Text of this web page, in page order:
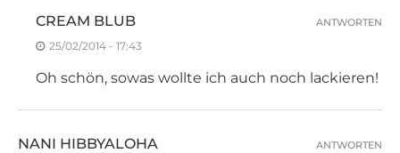
CREAM BLUB
25/02/2014 - 17:43
Oh schön, sowas wollte ich auch noch lackieren!
ANTWORTEN
NANI HIBBYALOHA ANTWORTEN